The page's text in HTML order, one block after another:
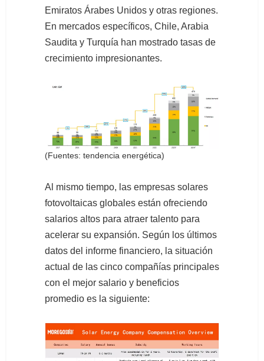
Emiratos Árabes Unidos y otras regiones.
En mercados específicos, Chile, Arabia
Saudita y Turquía han mostrado tasas de
crecimiento impresionantes.
(Fuentes: tendencia energética)
Al mismo tiempo, las empresas solares
fotovoltaicas globales están ofreciendo
salarios altos para atraer talento para
acelerar su expansión. Según los últimos
datos del informe financiero, la situación
actual de las cinco compañías principales
con el mejor salario y beneficios
promedio es la siguiente: